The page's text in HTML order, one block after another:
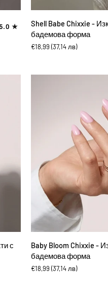
Shell
Babe
Chixxie
-
Shell Babe Chixxie -
бадемова форма
€18,99 (37,14 лв)
с
ДОБАВИ В
Baby
Bloom
Chixxie
-
Baby Bloom Chixxie -
бадемова форма
€18,99 (37,14 лв)